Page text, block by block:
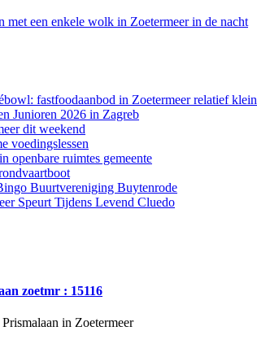
met een enkele wolk in Zoetermeer in de nacht
fastfoodaanbod in Zoetermeer relatief klein
Junioren 2026 in Zagreb
dit weekend
voedingslessen
openbare ruimtes gemeente
Buurtvereniging Buytenrode
Speurt Tijdens Levend Cluedo
zoetmr : 15116
in Zoetermeer